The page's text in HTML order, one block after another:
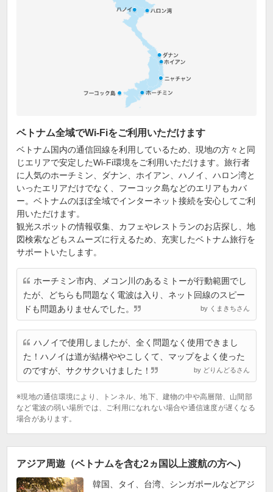
ベトナム全域でWi-Fiをご利用いただけます
ベトナム国内の通信回線を利用しているため、現地の方々と同
じエリアで安定したWi-Fi環境をご利用いただけます。旅行者
に人気のホーチミン、ダナン、ホイアン、ハノイ、ハロン湾と
いったエリアだけでなく、フーコック島などのエリアもカバ
ー。ベトナムのほぼ全域でインターネット接続を安心してご利
用いただけます。
観光スポットの情報収集、カフェやレストランのお店探し、地
図検索などもスムーズに行えるため、充実したベトナム旅行を
サポートいたします。
ホーチミン市内、メコン川のあるミトーが行動範囲でし
たが、どちらも問題なく電波は入り、ネット回線のスピー
ドも問題ありませんでした。
by くまきちさん
ハノイで使用しましたが、全く問題なく使用できまし
た！ハノイは道が結構ややこしくて、マップをよく使った
のですが、サクサクいけました！
by どりんどるさん
※現地の通信環境により、トンネル、地下、建物の中や高層階、山間部
など電波の弱い場所では、ご利用になれない場合や通信速度が遅くなる
場合があります。
アジア周遊（ベトナムを含む2ヵ国以上渡航の方へ）
韓国、タイ、台湾、シンガポールなどアジ